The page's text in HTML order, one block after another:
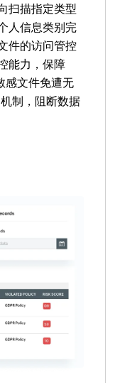
扫描指定类型
人信息类别完
件的访问管控
能力，保障
感文件免遭无
制，阻断数据